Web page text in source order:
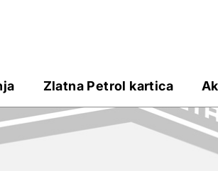
Zlatna Petrol kartica